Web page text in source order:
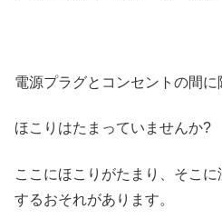
電源プラグとコンセントの間に
ほこりはたまっていませんか?
ここにほこりがたまり 、そこに
するおそれがあります。